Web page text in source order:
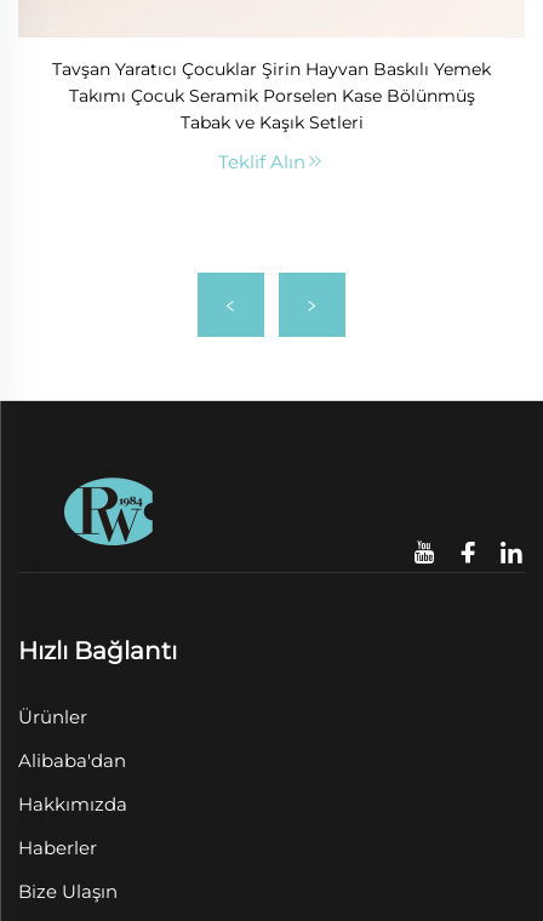
Tavşan Yaratıcı Çocuklar Şirin Hayvan Baskılı Yemek
Takımı Çocuk Seramik Porselen Kase Bölünmüş
Tabak ve Kaşık Setleri
Teklif Alın
Hızlı Bağlantı
Ürünler
Alibaba'dan
Hakkımızda
Haberler
Bize Ulaşın